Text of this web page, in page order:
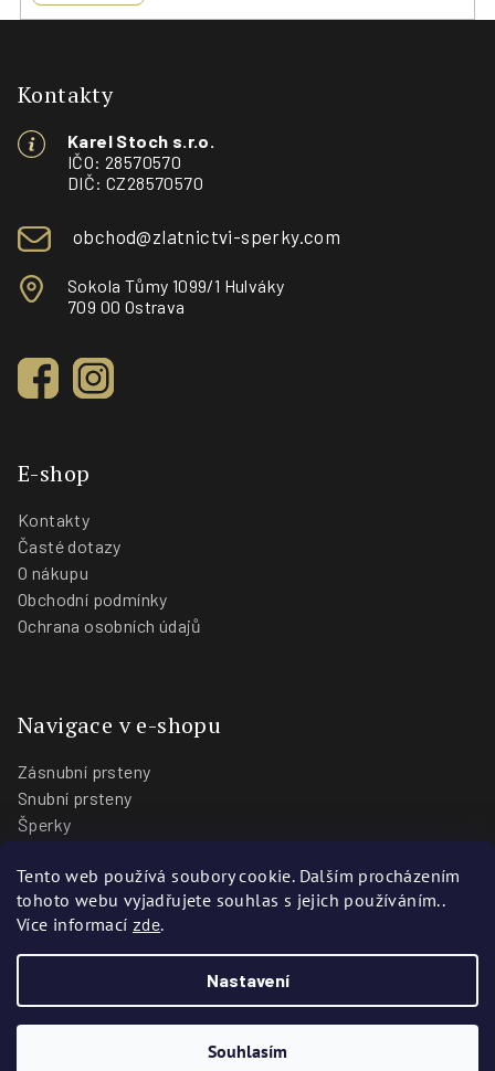
Tento web používá soubory cookie. Dalším procházením
tohoto webu vyjadřujete souhlas s jejich používáním..
Více informací zde.
Nastavení
Souhlasím
Kontakty
Karel Stoch s.r.o.
IČO: 28570570
DIČ: CZ28570570
obchod@zlatnictvi-sperky.com
Sokola Tůmy 1099/1 Hulváky
709 00 Ostrava
E-shop
Kontakty
Časté dotazy
O nákupu
Obchodní podmínky
Ochrana osobních údajů
Navigace v e-shopu
Zásnubní prsteny
Snubní prsteny
Šperky
Blog
Prodejny
Zlatnictví Stoch. Všechna práva vyhrazena.
VytvořiliWebotvůrci.cz